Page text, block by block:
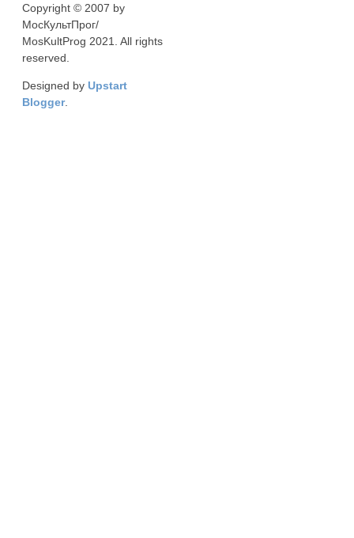
Copyright © 2007 by
МосКультПрог/
MosKultProg 2021. All rights
reserved.
Designed by Upstart
Blogger.